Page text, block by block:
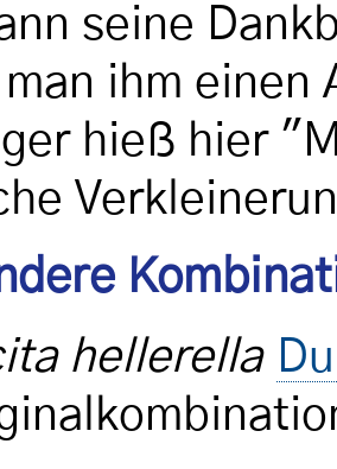
seine
ihm
hieß hier
hellerella